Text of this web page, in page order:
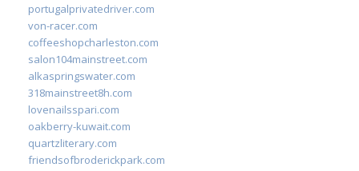
portugalprivatedriver.com
von-racer.com
coffeeshopcharleston.com
salon104mainstreet.com
alkaspringswater.com
318mainstreet8h.com
lovenailsspari.com
oakberry-kuwait.com
quartzliterary.com
friendsofbroderickpark.com